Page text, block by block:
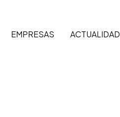
EMPRESAS ACTUALIDAD